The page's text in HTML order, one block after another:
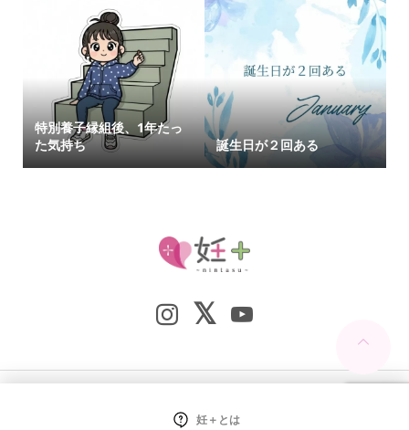
特別養子縁組後、1年たっ
た気持ち
誕生日が２回ある
妊＋とは